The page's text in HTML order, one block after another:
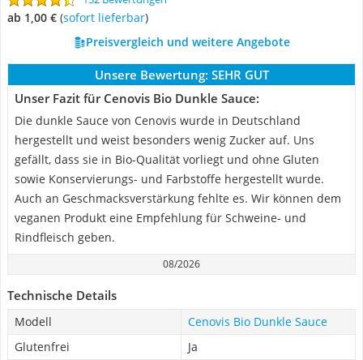
ab 1,00 € ( Sofort lieferbar)
Preisvergleich und weitere Angebote
Unsere Bewertung: SEHR GUT
Unser Fazit für Cenovis Bio Dunkle Sauce:
Die dunkle Sauce von Cenovis wurde in Deutschland
hergestellt und weist besonders wenig Zucker auf. Uns
gefällt, dass sie in Bio-Qualität vorliegt und ohne Gluten
sowie Konservierungs- und Farbstoffe hergestellt wurde.
Auch an Geschmacksverstärkung fehlte es. Wir können dem
veganen Produkt eine Empfehlung für Schweine- und
Rindfleisch geben.
08/2026
Technische Details
Modell
Cenovis Bio Dunkle Sauce
Glutenfrei
Ja